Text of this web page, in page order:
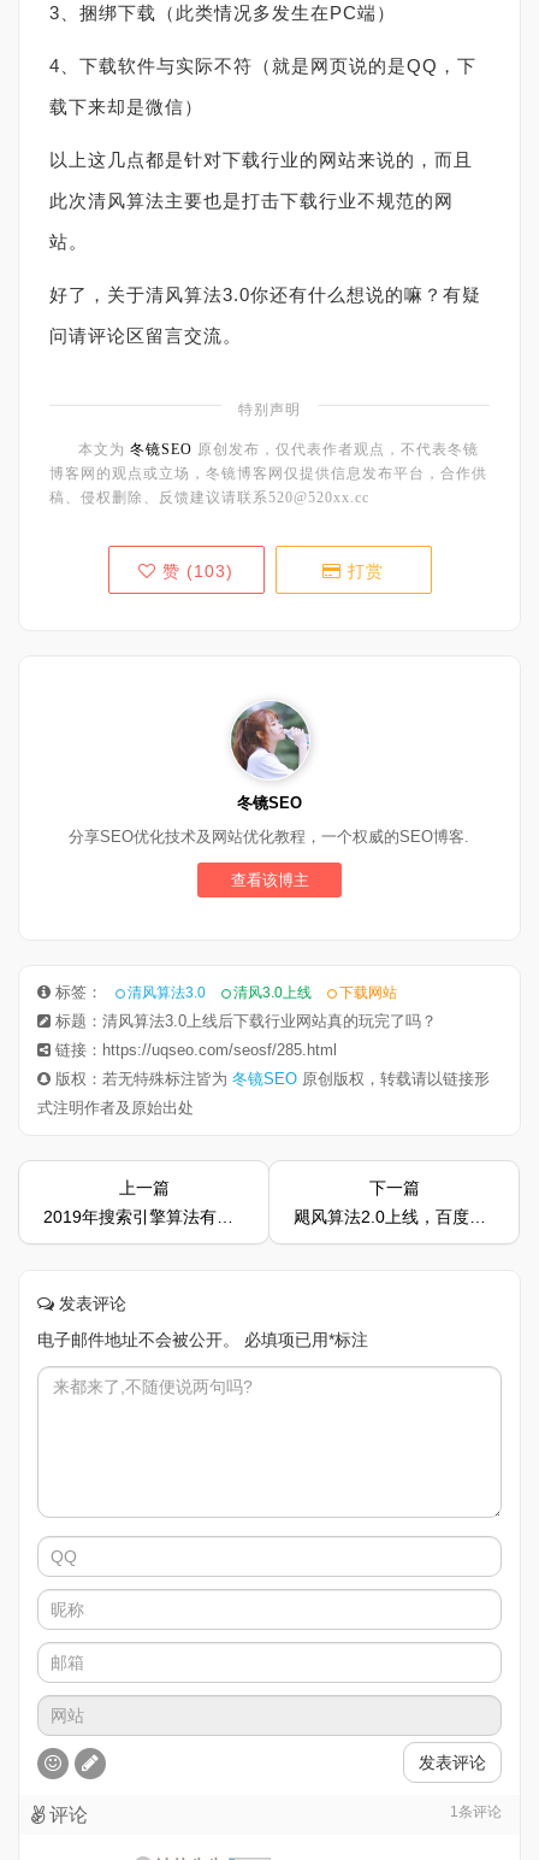
3、捆绑下载（此类情况多发生在PC端）
4、下载软件与实际不符（就是网页说的是QQ，下
载下来却是微信）
以上这几点都是针对下载行业的网站来说的，而且
此次清风算法主要也是打击下载行业不规范的网
站。
好了，关于清风算法3.0你还有什么想说的嘛？有疑
问请评论区留言交流。
特别声明
本文为 冬镜SEO 原创发布，仅代表作者观点，不代表冬镜
博客网的观点或立场，冬镜博客网仅提供信息发布平台，合作供
稿、侵权删除、反馈建议请联系520@520xx.cc
赞 (103) 打赏
冬镜SEO
分享SEO优化技术及网站优化教程，一个权威的SEO博客.
查看该博主
标签： 清风算法3.0 清风3.0上线 下载网站
标题：清风算法3.0上线后下载行业网站真的玩完了吗？
链接：https://uqseo.com/seosf/285.html
版权：若无特殊标注皆为 冬镜SEO 原创版权，转载请以链接形
式注明作者及原始出处
上一篇
2019年搜索引擎算法有哪些秘密
下一篇
飓风算法2.0上线，百度熊掌号官方说严厉打击恶劣采集行为
发表评论
电子邮件地址不会被公开。
必填项已用*标注
发表评论
评论 1条评论